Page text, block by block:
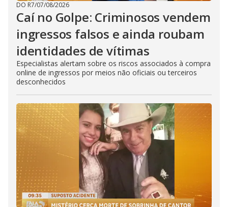
DO R7/07/08/2026
Caí no Golpe: Criminosos vendem
ingressos falsos e ainda roubam
identidades de vítimas
Especialistas alertam sobre os riscos associados à compra
online de ingressos por meios não oficiais ou terceiros
desconhecidos